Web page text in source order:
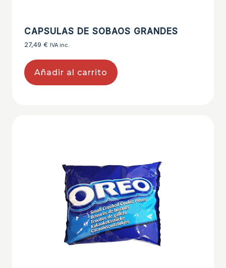
CAPSULAS DE SOBAOS GRANDES
27,49 € IVA inc.
Añadir al carrito